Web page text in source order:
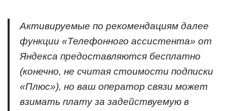
Активируемые по рекомендациям далее
функции «Телефонного ассистента» от
Яндекса предоставляются бесплатно
(конечно, не считая стоимости подписки
«Плюс»), но ваш оператор связи может
взимать плату за задействуемую в